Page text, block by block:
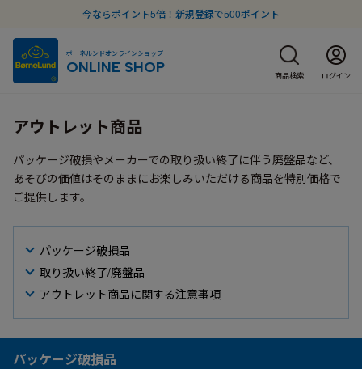
今ならポイント5倍！新規登録で500ポイント
ボーネルンドオンラインショップ
ONLINE SHOP 商品検索 ログイン
アウトレット商品
パッケージ破損やメーカーでの取り扱い終了に伴う廃盤品など、
あそびの価値はそのままにお楽しみいただける商品を特別価格で
ご提供します。
パッケージ破損品
取り扱い終了/廃盤品
アウトレット商品に関する注意事項
パッケージ破損品